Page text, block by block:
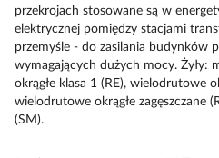
przekrojach stosowane są w
elektrycznej pomiędzy stacjami
przemyśle - do zasilania budynków
wymagających dużych mocy. Żyły:
okrągłe klasa 1 (RE), wielodrutowe
wielodrutowe okrągłe zagęszczane
(SM).